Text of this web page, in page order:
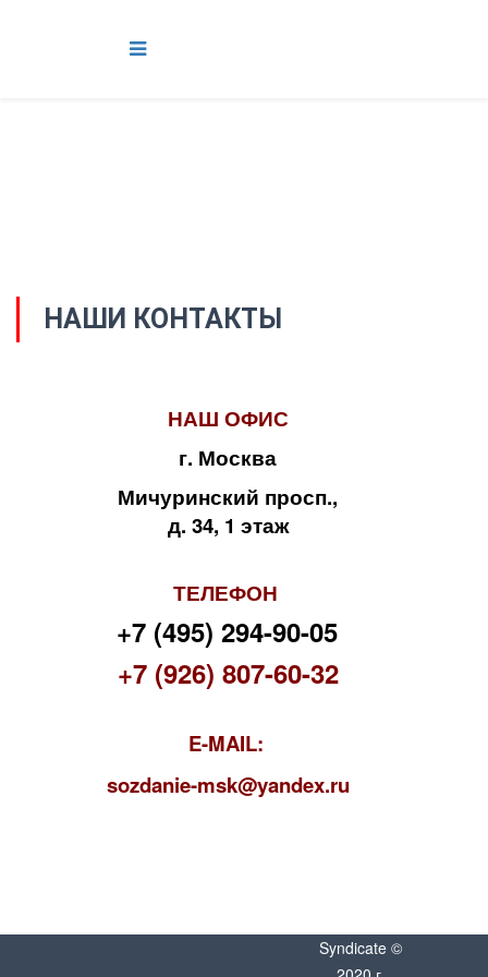
НАШИ КОНТАКТЫ
НАШ ОФИС
г. Москва
Мичуринский просп.,
д. 34, 1 этаж
ТЕЛЕФОН
+7 (495) 294-90-05
+7 (926) 807-60-32
E-MAIL:
sozdanie-msk@yandex.ru
Syndicate ©